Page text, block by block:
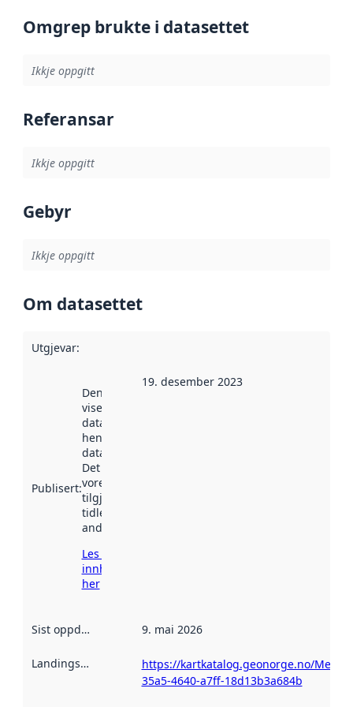
Omgrep brukte i datasettet
Ikkje oppgitt
Referansar
Ikkje oppgitt
Gebyr
Ikkje oppgitt
Om datasettet
Utgjevar:
Publisert:
Denne datoen
viser når
datasettet vart
henta inn av
data.norge.no.
Det kan ha
vore
tilgjengeleg
tidlegare
andre stader.
Les meir om
innhenting
her
19. desember 2023
Sist oppdatert 9. mai 2026
Landingsside
https://kartkatalog.geonorge.no/
35a5-4640-a7ff-18d13b3a684b